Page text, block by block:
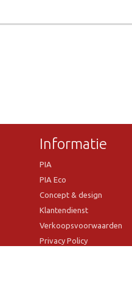
Informatie
PIA
PIA Eco
Concept & design
Klantendienst
Verkoopsvoorwaarden
Privacy Policy